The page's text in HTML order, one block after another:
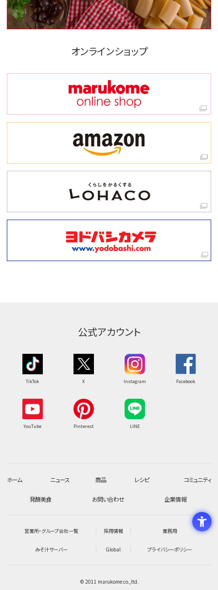
オンラインショップ
公式アカウント
TikTok X Instagram Facebook
YouTube Pinterest LINE
ホーム ニュース 商品 レシピ コミュニティ
発酵美食 お問い合わせ 企業情報
営業所・グループ会社一覧 採用情報 業務用
みそ汁サーバー Global プライバシーポリシー
© 2011 marukome co.,ltd.